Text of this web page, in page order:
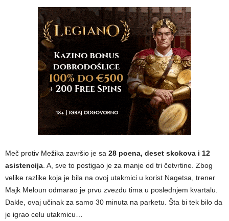
Meč protiv Mežika završio je sa 28 poena, deset skokova i 12
asistencija . A, sve to postigao je za manje od tri četvrtine. Zbog
velike razlike koja je bila na ovoj utakmici u korist Nagetsa, trener
Majk Meloun odmarao je prvu zvezdu tima u poslednjem kvartalu.
Dakle, ovaj učinak za samo 30 minuta na parketu. Šta bi tek bilo da
je igrao celu utakmicu…